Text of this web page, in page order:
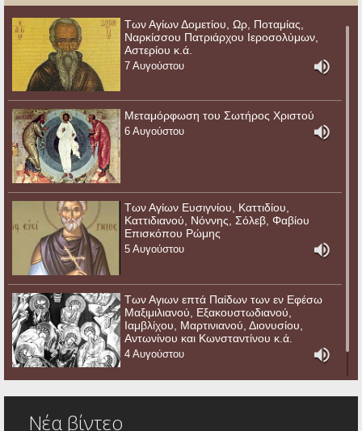
Των Αγίων Δομετίου, Ωρ, Ποταμίας,
Ναρκίσσου Πατριάρχου Ιεροσολύμων,
Αστερίου κ.ά.
7 Αυγούστου
Μεταμόρφωση του Σωτήρος Χριστού
6 Αυγούστου
Των Αγίων Ευσιγνίου, Καττιδίου,
Καττιδιανού, Νόννης, Σόλεβ, Φαβίου
Επισκόπου Ρώμης
5 Αυγούστου
Των Αγιων επτά Παίδων των εν Εφέσω
Μαξιμιλιανού, Εξακουστωδιανού,
Ιαμβλίχου, Μαρτινιανού, Διονυσίου,
Αντωνίνου και Κωνσταντίνου κ.ά.
4 Αυγούστου
Νέα βίντεο